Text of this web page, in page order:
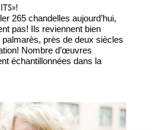
265 chandelles aujourd’hui,
pas! Ils reviennent bien
près de deux siècles
Nombre d’œuvres
échantillonnées dans la